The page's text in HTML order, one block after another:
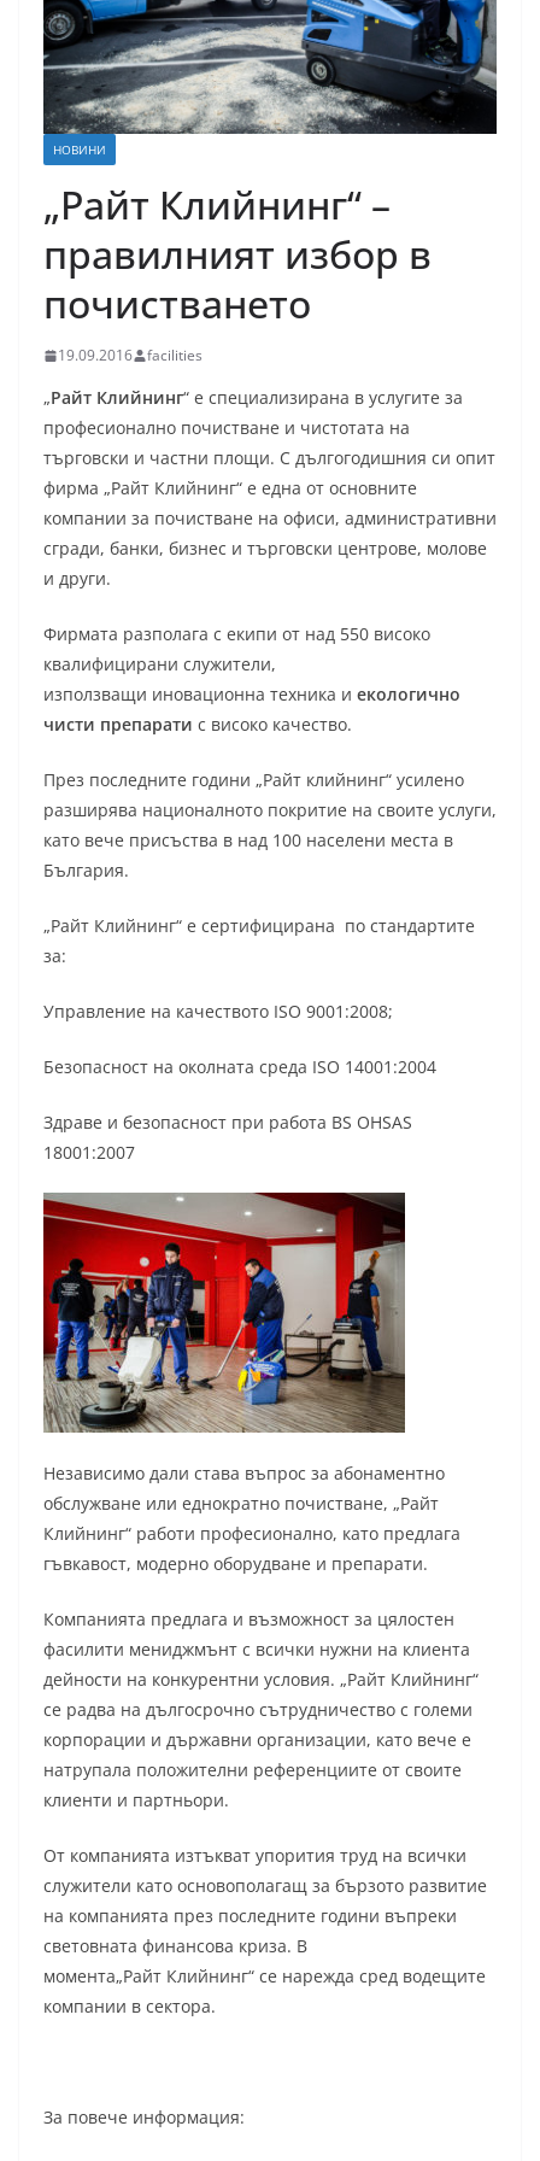
НОВИНИ
„Райт Клийнинг“ –
правилният избор в
почистването
19.09.2016 facilities
„Райт Клийнинг“ е специализирана в услугите за
професионално почистване и чистотата на
търговски и частни площи. С дългогодишния си опит
фирма „Райт Клийнинг“ е една от основните
компании за почистване на офиси, административни
сгради, банки, бизнес и търговски центрове, молове
и други.
Фирмата разполага с екипи от над 550 високо
квалифицирани служители,
използващи иновационна техника и екологично
чисти препарати с високо качество.
През последните години „Райт клийнинг“ усилено
разширява националното покритие на своите услуги,
като вече присъства в над 100 населени места в
България.
„Райт Клийнинг“ е сертифицирана по стандартите
за:
Управление на качеството ISO 9001:2008;
Безопасност на околната среда ISO 14001:2004
Здраве и безопасност при работа BS OHSAS
18001:2007
Независимо дали става въпрос за абонаментно
обслужване или еднократно почистване, „Райт
Клийнинг“ работи професионално, като предлага
гъвкавост, модерно оборудване и препарати.
Компанията предлага и възможност за цялостен
фасилити мениджмънт с всички нужни на клиента
дейности на конкурентни условия. „Райт Клийнинг“
се радва на дългосрочно сътрудничество с големи
корпорации и държавни организации, като вече е
натрупала положителни референциите от своите
клиенти и партньори.
От компанията изтъкват упорития труд на всички
служители като основополагащ за бързото развитие
на компанията през последните години въпреки
световната финансова криза. В
момента„Райт Клийнинг“ се нарежда сред водещите
компании в сектора.
За повече информация: